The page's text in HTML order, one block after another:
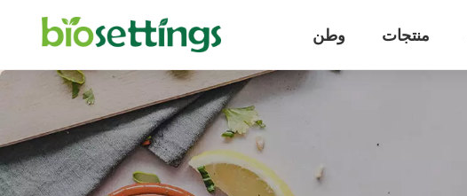
وطن منتجات